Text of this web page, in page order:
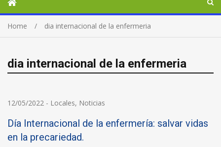
Home dia internacional de la enfermeria
dia internacional de la enfermeria
12/05/2022 - Locales, Noticias
Día Internacional de la enfermería: salvar vidas
en la precariedad.